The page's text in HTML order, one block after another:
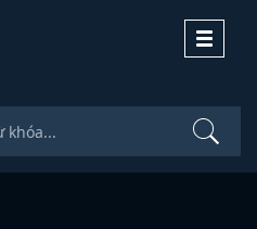
Toggle